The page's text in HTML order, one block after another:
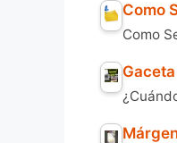
Como
Como